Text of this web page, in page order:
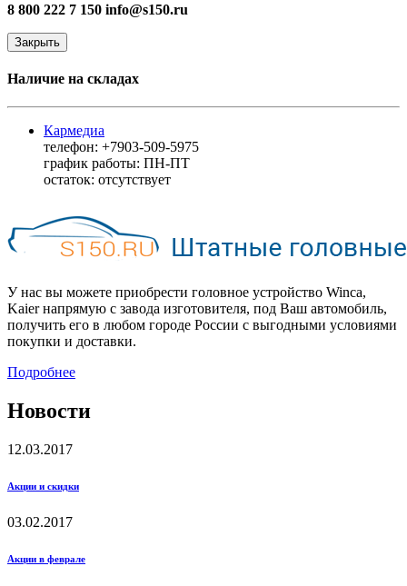
8 800 222 7 150 info@s150.ru
Закрыть
Наличие на складах
Кармедиа
телефон: +7903-509-5975
график работы: ПН-ПТ
остаток: отсутствует
У нас вы можете приобрести головное устройство Winca,
Kaier напрямую с завода изготовителя, под Ваш автомобиль,
получить его в любом городе России с выгодными условиями
покупки и доставки.
Подробнее
Новости
12.03.2017
Акции и скидки
03.02.2017
Акции в феврале